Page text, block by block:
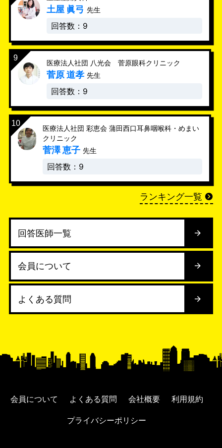
土屋 眞弓 先生
回答数：9
医療法人社団 八光会 菅原眼科クリニック
菅原 道孝 先生
回答数：9
医療法人社団 彩恵会 蒲田西口耳鼻咽喉科・めまい
クリニック
菅澤 恵子 先生
回答数：9
ランキング一覧
回答医師一覧
会員について
よくある質問
会員について よくある質問 会社概要 利用規約
プライバシーポリシー